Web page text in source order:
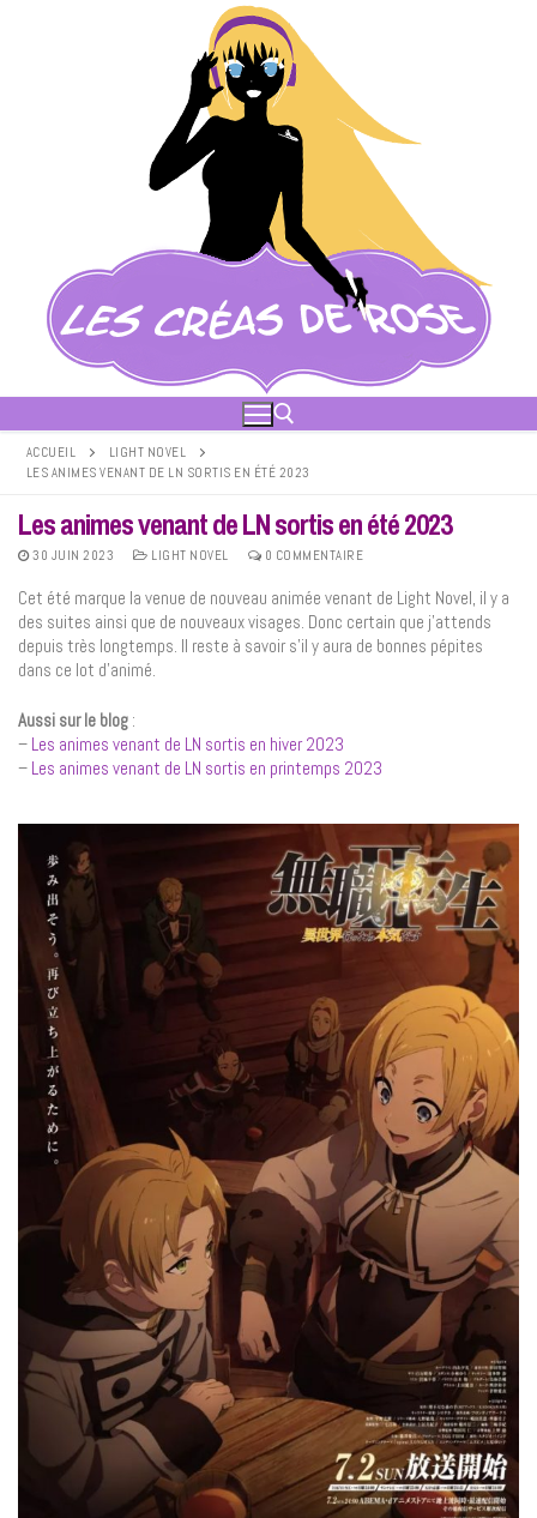
ACCUEIL
LIGHT NOVEL
LES ANIMES VENANT DE LN SORTIS EN ÉTÉ 2023
Les animes venant de LN sortis en été 2023
30 JUIN 2023 LIGHT NOVEL 0 COMMENTAIRE
Cet été marque la venue de nouveau animée venant de Light Novel, il y a
des suites ainsi que de nouveaux visages. Donc certain que j’attends
depuis très longtemps. Il reste à savoir s’il y aura de bonnes pépites
dans ce lot d’animé.
Aussi sur le blog :
– Les animes venant de LN sortis en hiver 2023
– Les animes venant de LN sortis en printemps 2023